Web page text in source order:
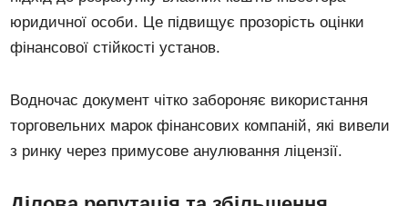
юридичної особи. Це підвищує прозорість оцінки
фінансової стійкості установ.
Водночас документ чітко забороняє використання
торговельних марок фінансових компаній, які вивели
з ринку через примусове анулювання ліцензії.